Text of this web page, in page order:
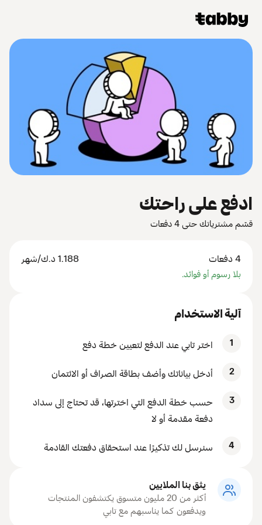
ادفع على راحتك
قسّم مشترياتك حتى 4 دفعات
4 دفعات 1.188 د.ك/شهر
بلا رسوم أو فوائد.
آلية الاستخدام
1 اختر تابي عند الدفع لتعيين خطة دفع
2 أدخل بياناتك وأضف بطاقة الصراف أو الائتمان
3
حسب خطة الدفع التي اخترتها، قد تحتاج إلى سداد
دفعة مقدمة أو لا
4 سنرسل لك تذكيرًا عند استحقاق دفعتك القادمة
يثق بنا الملايين
أكثر من 20 مليون متسوق يكتشفون المنتجات
ويدفعون كما يناسبهم مع تابي